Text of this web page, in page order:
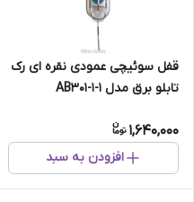
قفل سوئیچی عمودی نقره ای رک
تابلو برق مدل AB۳۰۱-۱-۱
1,640,000
افزودن به سبد